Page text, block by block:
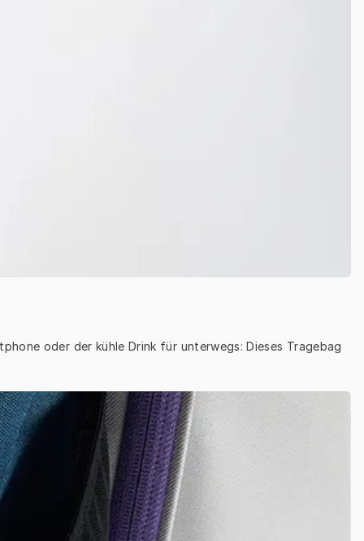
oder der kühle Drink für unterwegs: Dieses Tragebag